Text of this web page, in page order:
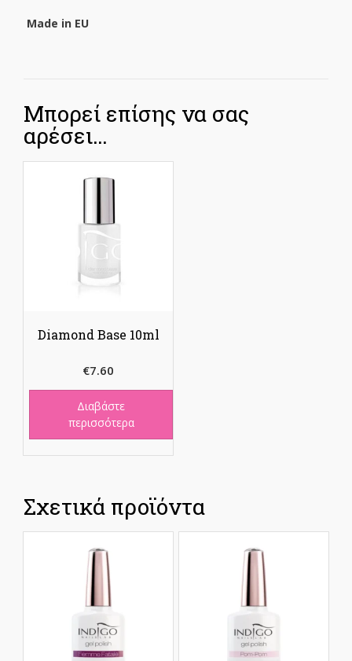
Made in EU
Μπορεί επίσης να σας
αρέσει…
Diamond Base 10ml
€7.60
Διαβάστε
περισσότερα
Σχετικά προϊόντα